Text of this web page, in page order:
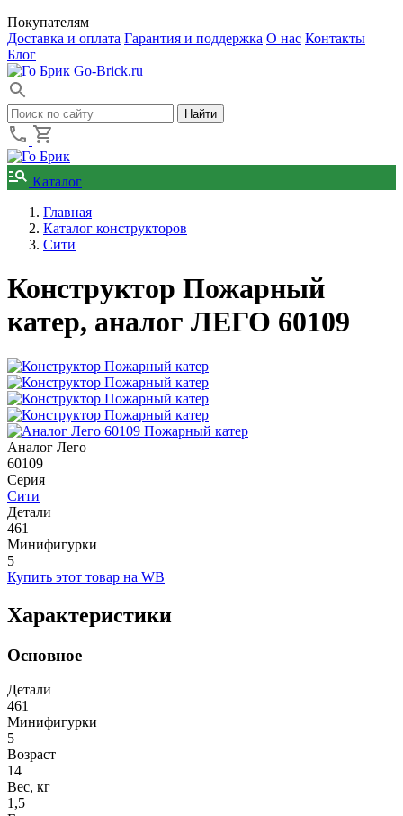
Покупателям
Доставка и оплата Гарантия и поддержка О нас Контакты
Блог
Go-Brick.ru
Каталог
Главная
Каталог конструкторов
Сити
Конструктор Пожарный
катер, аналог ЛЕГО 60109
Аналог Лего
60109
Серия
Сити
Детали
461
Минифигурки
5
Купить этот товар на WB
Характеристики
Основное
Детали
461
Минифигурки
5
Возраст
14
Вес, кг
1,5